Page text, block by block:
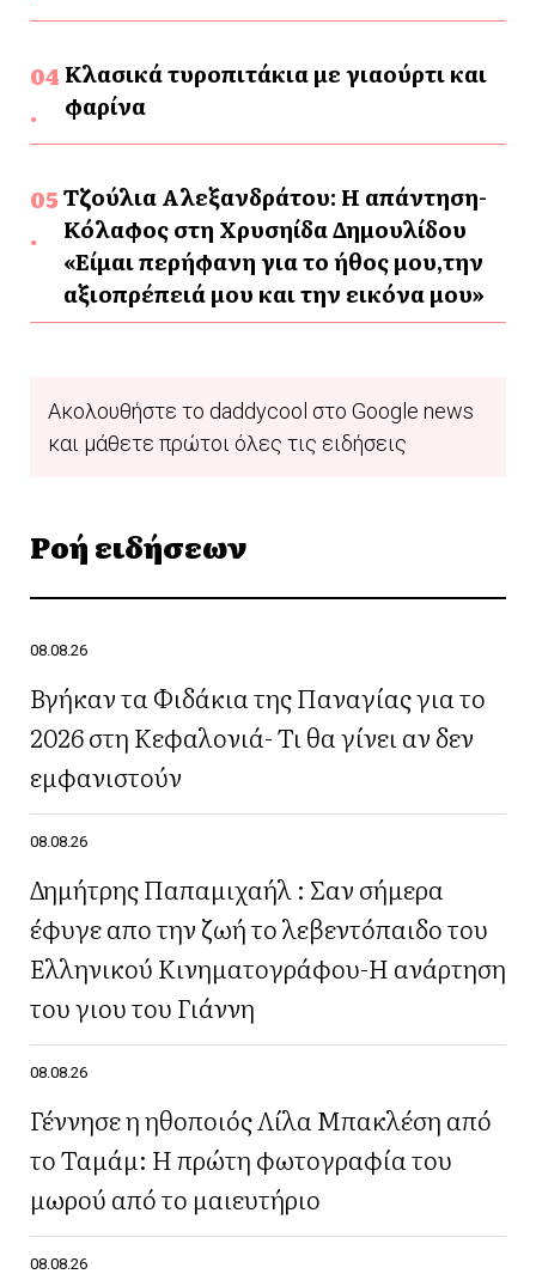
Κλασικά τυροπιτάκια με γιαούρτι και
φαρίνα
Τζούλια Αλεξανδράτου: Η απάντηση-
Κόλαφος στη Χρυσηίδα Δημουλίδου
«Είμαι περήφανη για το ήθος μου,την
αξιοπρέπειά μου και την εικόνα μου»
Ακολουθήστε το daddycool στο Google news
και μάθετε πρώτοι όλες τις ειδήσεις
Ροή ειδήσεων
08.08.26
Βγήκαν τα Φιδάκια της Παναγίας για το
2026 στη Κεφαλονιά- Τι θα γίνει αν δεν
εμφανιστούν
08.08.26
Δημήτρης Παπαμιχαήλ : Σαν σήμερα
έφυγε απο την ζωή το λεβεντόπαιδο του
Ελληνικού Κινηματογράφου-Η ανάρτηση
του γιου του Γιάννη
08.08.26
Γέννησε η ηθοποιός Λίλα Μπακλέση από
το Ταμάμ: Η πρώτη φωτογραφία του
μωρού από το μαιευτήριο
08.08.26